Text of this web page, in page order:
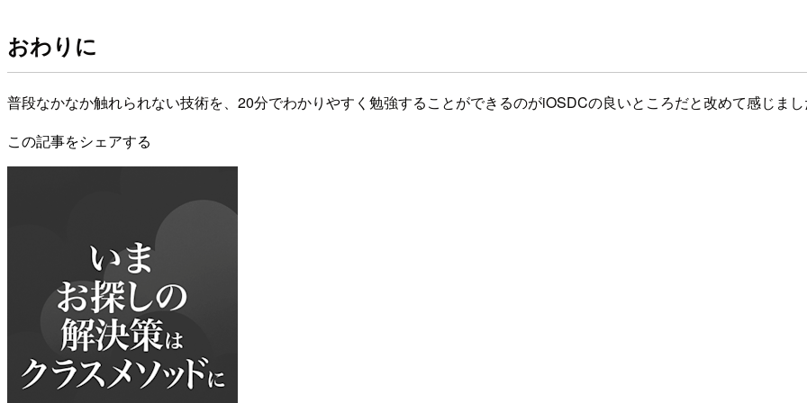
おわりに
普段なかなか触れられない技術を、20分でわかりやすく勉強することができるのがiOSDCの良いところだと改めて感じま
この記事をシェアする